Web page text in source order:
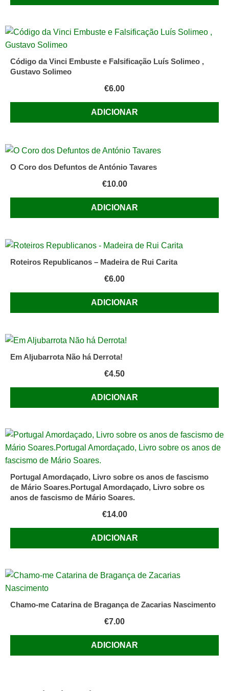
Código da Vinci Embuste e Falsificação Luís Solimeo ,
Gustavo Solimeo
€6.00
ADICIONAR
O Coro dos Defuntos de António Tavares
€10.00
ADICIONAR
Roteiros Republicanos – Madeira de Rui Carita
€6.00
ADICIONAR
Em Aljubarrota Não há Derrota!
€4.50
ADICIONAR
Portugal Amordaçado, Livro sobre os anos de fascismo
de Mário Soares.Portugal Amordaçado, Livro sobre os
anos de fascismo de Mário Soares.
€14.00
ADICIONAR
Chamo-me Catarina de Bragança de Zacarias Nascimento
€7.00
ADICIONAR